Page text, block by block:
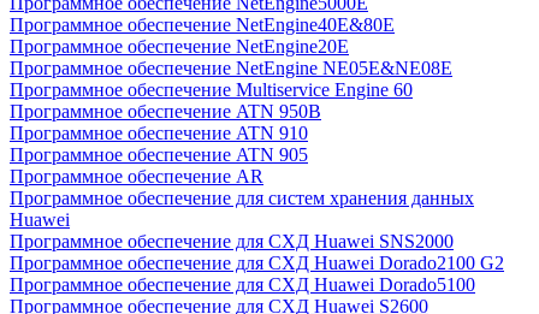
Программное обеспечение NetEngine40E&80E
Программное обеспечение NetEngine20E
Программное обеспечение NetEngine NE05E&NE08E
Программное обеспечение Multiservice Engine 60
Программное обеспечение ATN 950B
Программное обеспечение ATN 910
Программное обеспечение ATN 905
Программное обеспечение AR
Программное обеспечение для систем хранения данных
Huawei
Программное обеспечение для СХД Huawei SNS2000
Программное обеспечение для СХД Huawei Dorado2100 G2
Программное обеспечение для СХД Huawei Dorado5100
Программное обеспечение для СХД Huawei S2600